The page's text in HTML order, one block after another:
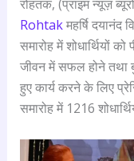
रोहतक, (प्राइम न्यूज़
Rohtakमहर्षि दयानंद
समारोह में शोधार्थियों
जीवन में सफल होने तथा
हुए कार्य करने के लिए
समारोह में 1216